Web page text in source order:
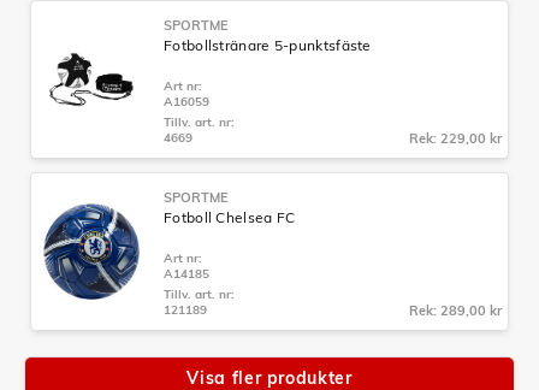
SPORTME
Fotbollstränare 5-punktsfäste
Art nr:
A16059
Tillv. art. nr:
4669
Rek: 229,00 kr
SPORTME
Fotboll Chelsea FC
Art nr:
A14185
Tillv. art. nr:
121189
Rek: 289,00 kr
Visa fler produkter